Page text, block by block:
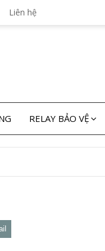
Liên hệ
RELAY BẢO VỆ